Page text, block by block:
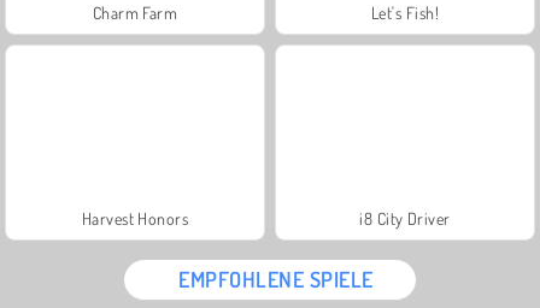
Charm Farm Let's Fish!
Harvest Honors i8 City Driver
EMPFOHLENE SPIELE